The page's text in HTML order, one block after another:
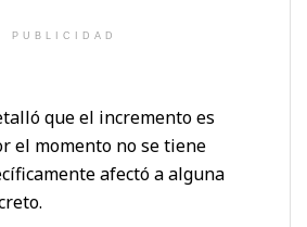
PUBLICIDAD
que el incremento es
el momento no se tiene
afectó a alguna